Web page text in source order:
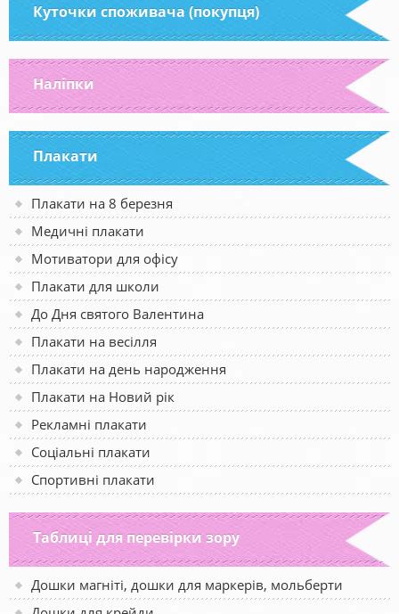
Куточки споживача (покупця)
Наліпки
Плакати
Плакати на 8 березня
Медичні плакати
Мотиватори для офісу
Плакати для школи
До Дня святого Валентина
Плакати на весілля
Плакати на день народження
Плакати на Новий рік
Рекламні плакати
Соціальні плакати
Спортивні плакати
Таблиці для перевірки зору
Дошки магніті, дошки для маркерів, мольберти